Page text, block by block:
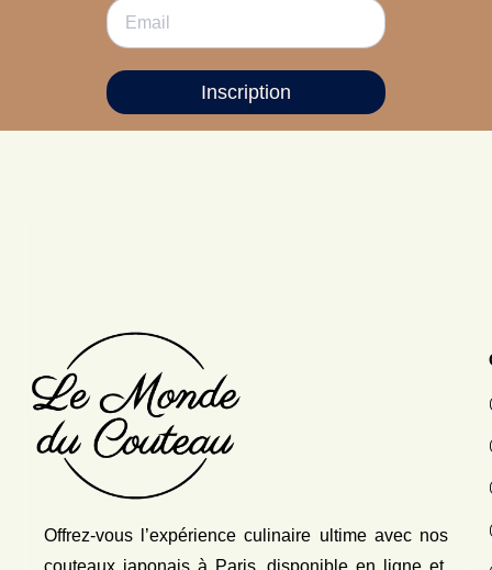
Inscription
Offrez-vous l’expérience culinaire ultime avec nos